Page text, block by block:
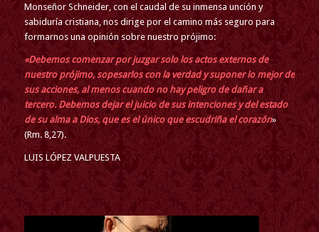
Monseñor Schneider, con el caudal de su inmensa unción y
sabiduría cristiana, nos dirige por el camino más seguro para
formarnos una opinión sobre nuestro prójimo:
«Debemos comenzar por juzgar solo los actos externos de
nuestro prójimo, sopesarlos con la verdad y suponer lo mejor de
sus acciones, al menos cuando no hay peligro de dañar a
tercero. Debemos dejar el juicio de sus intenciones y del estado
de su alma a Dios, que es el único que escudriña el corazón»
(Rm. 8,27).
LUIS LÓPEZ VALPUESTA